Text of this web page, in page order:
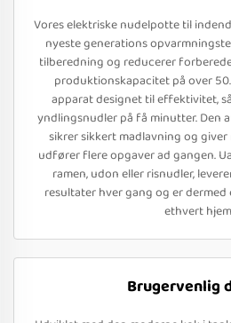
Vores elektriske nudelpotte til
nyeste generations
tilberedning og reducerer
produktionskapacitet på over
apparat designet til effektivitet,
yndlingsnudler på få minutter. Den
sikrer sikkert madlavning og
udfører flere opgaver ad gangen.
ramen, udon eller risnudler,
resultater hver gang og er
ethvert
Brugervenlig